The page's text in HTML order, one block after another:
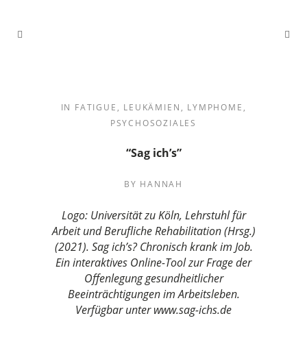
IN FATIGUE , LEUKÄMIEN , LYMPHOME ,
PSYCHOSOZIALES
“Sag ich’s”
BY HANNAH
Logo: Universität zu Köln, Lehrstuhl für
Arbeit und Berufliche Rehabilitation (Hrsg.)
(2021). Sag ich’s? Chronisch krank im Job.
Ein interaktives Online-Tool zur Frage der
Offenlegung gesundheitlicher
Beeinträchtigungen im Arbeitsleben.
Verfügbar unter www.sag-ichs.de